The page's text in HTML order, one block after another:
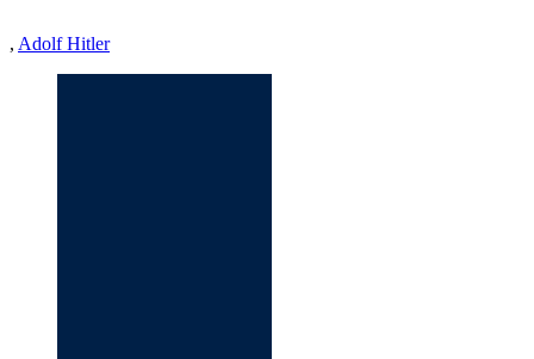
, Adolf Hitler